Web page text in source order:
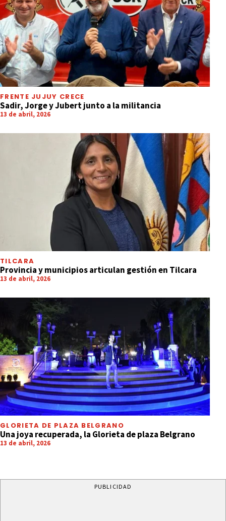
FRENTE JUJUY CRECE
Sadir, Jorge y Jubert junto a la militancia
13 de abril, 2026
TILCARA
Provincia y municipios articulan gestión en Tilcara
13 de abril, 2026
GLORIETA DE PLAZA BELGRANO
Una joya recuperada, la Glorieta de plaza Belgrano
13 de abril, 2026
PUBLICIDAD